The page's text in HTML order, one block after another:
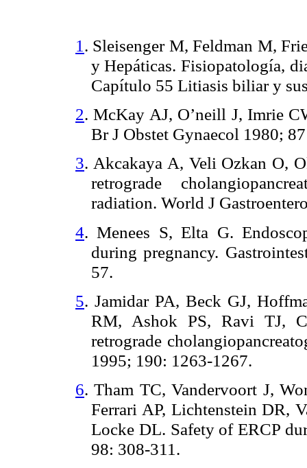
1 . Sleisenger M, Feldman M,
y Hepáticas. Fisiopatología,
Capítulo 55 Litiasis biliar y
2. McKay AJ, O’neill J, Imrie
Br J Obstet Gynaecol 1980;
3. Akcakaya A, Veli Ozkan O,
retrograde
radiation. World J
4. Menees S, Elta G.
during pregnancy.
57.
5. Jamidar PA, Beck GJ,
RM, Ashok PS, Ravi TJ,
retrograde
1995; 190: 1263-1267.
6. Tham TC, Vandervoort J,
Ferrari AP, Lichtenstein DR,
Locke DL. Safety of ERCP
98: 308-311.